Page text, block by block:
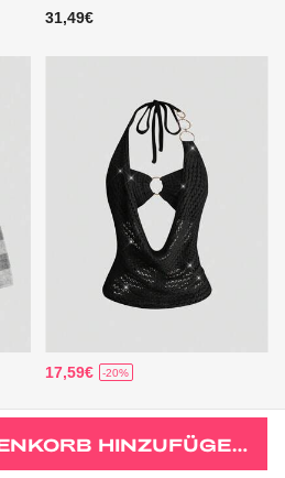
31,49€
17,59€ -20%
HINZUFÜGEN